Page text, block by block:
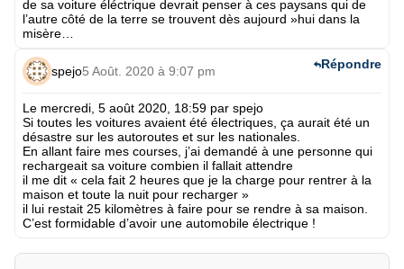
de sa voiture éléctrique devrait penser à ces paysans qui de
l’autre côté de la terre se trouvent dès aujourd »hui dans la
misère…
spejo5 Août. 2020 à 9:07 pm
Le mercredi, 5 août 2020, 18:59 par spejo
Si toutes les voitures avaient été électriques, ça aurait été un
désastre sur les autoroutes et sur les nationales.
En allant faire mes courses, j’ai demandé à une personne qui
rechargeait sa voiture combien il fallait attendre
il me dit « cela fait 2 heures que je la charge pour rentrer à la
maison et toute la nuit pour recharger »
il lui restait 25 kilomètres à faire pour se rendre à sa maison.
C’est formidable d’avoir une automobile électrique !
Répondre